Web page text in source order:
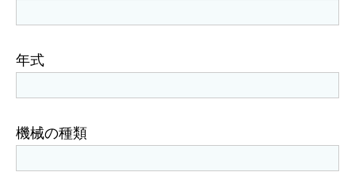
年式
機械の種類